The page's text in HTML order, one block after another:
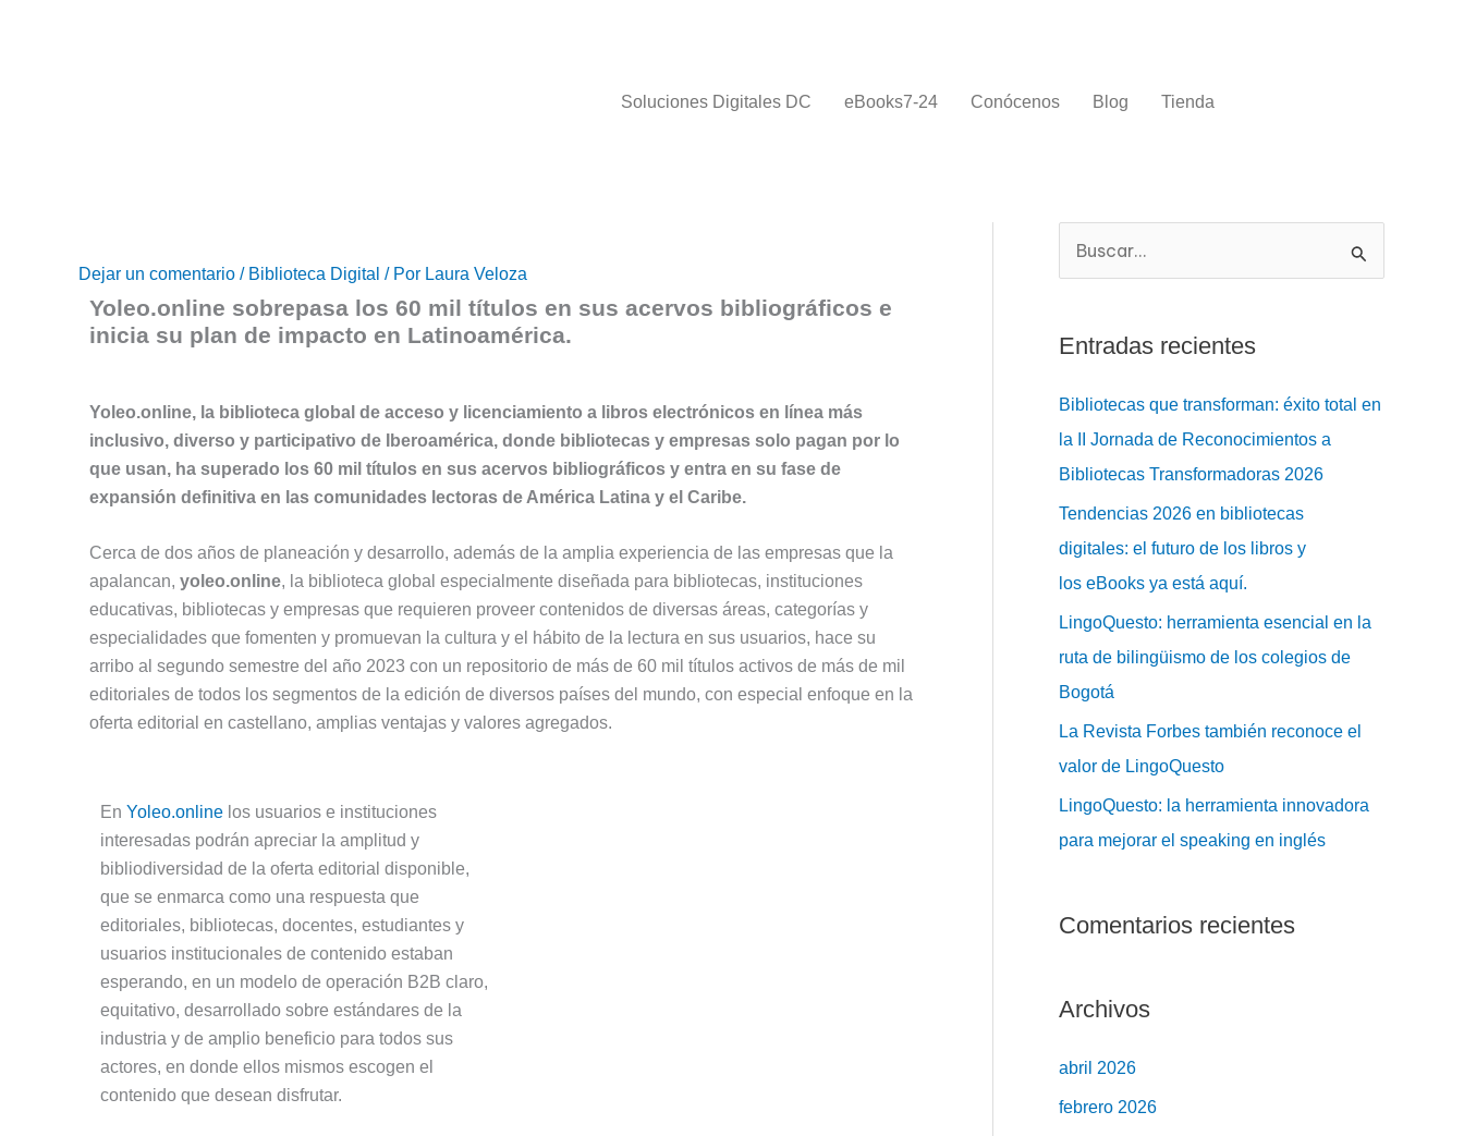
Soluciones Digitales DC
eBooks7-24 Conócenos Blog Tienda
Dejar un comentario / Biblioteca Digital / Por Laura Veloza
Yoleo.online sobrepasa los 60 mil títulos en sus acervos bibliográficos e
inicia su plan de impacto en Latinoamérica.
Yoleo.online, la biblioteca global de acceso y licenciamiento a libros electrónicos en línea más
inclusivo, diverso y participativo de Iberoamérica, donde bibliotecas y empresas solo pagan por lo
que usan, ha superado los 60 mil títulos en sus acervos bibliográficos y entra en su fase de
expansión definitiva en las comunidades lectoras de América Latina y el Caribe.
Cerca de dos años de planeación y desarrollo, además de la amplia experiencia de las empresas que la
apalancan, yoleo.online, la biblioteca global especialmente diseñada para bibliotecas, instituciones
educativas, bibliotecas y empresas que requieren proveer contenidos de diversas áreas, categorías y
especialidades que fomenten y promuevan la cultura y el hábito de la lectura en sus usuarios, hace su
arribo al segundo semestre del año 2023 con un repositorio de más de 60 mil títulos activos de más de mil
editoriales de todos los segmentos de la edición de diversos países del mundo, con especial enfoque en la
oferta editorial en castellano, amplias ventajas y valores agregados.
En Yoleo.online los usuarios e instituciones
interesadas podrán apreciar la amplitud y
bibliodiversidad de la oferta editorial disponible,
que se enmarca como una respuesta que
editoriales, bibliotecas, docentes, estudiantes y
usuarios institucionales de contenido estaban
esperando, en un modelo de operación B2B claro,
equitativo, desarrollado sobre estándares de la
industria y de amplio beneficio para todos sus
actores, en donde ellos mismos escogen el
contenido que desean disfrutar.
a
r
:
Entradas recientes
Bibliotecas que transforman: éxito total en
la II Jornada de Reconocimientos a
Bibliotecas Transformadoras 2026
Tendencias 2026 en bibliotecas
digitales: el futuro de los libros y
los eBooks ya está aquí.
LingoQuesto: herramienta esencial en la
ruta de bilingüismo de los colegios de
Bogotá
La Revista Forbes también reconoce el
valor de LingoQuesto
LingoQuesto: la herramienta innovadora
para mejorar el speaking en inglés
Comentarios recientes
Archivos
abril 2026
febrero 2026